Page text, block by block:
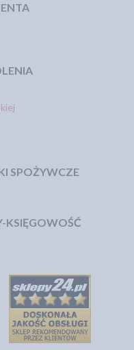
SPOŻYWCZE
KSIĘGOWOŚĆ